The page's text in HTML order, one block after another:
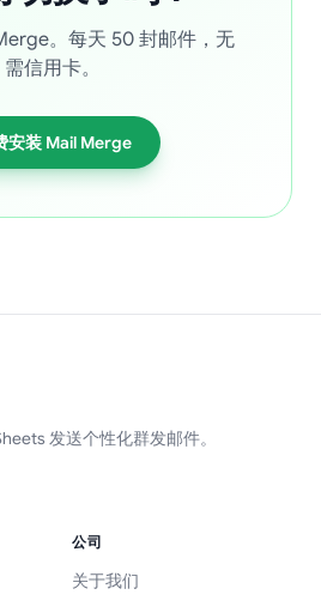
。每天 50 封邮件，无
需信用卡。
安装 Mail Merge
发送个性化群发邮件。
公司
关于我们